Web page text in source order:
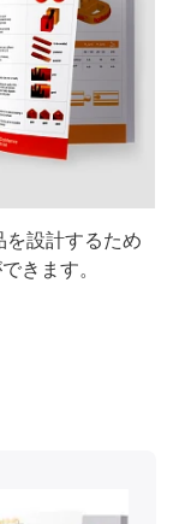
設計するため
きます。